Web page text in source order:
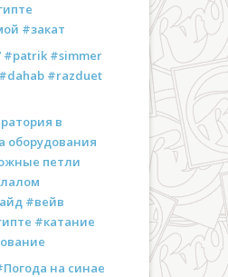
#закат
#simmer
#razduet
в
оборудования
петли
#вейв
#катание
на синае